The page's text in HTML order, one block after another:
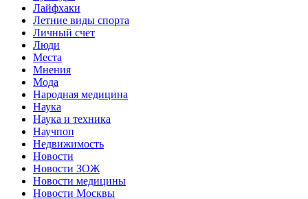
Лайфхаки
Летние виды спорта
Личный счет
Люди
Места
Мнения
Мода
Народная медицина
Наука
Наука и техника
Научпоп
Недвижимость
Новости
Новости ЗОЖ
Новости медицины
Новости Москвы